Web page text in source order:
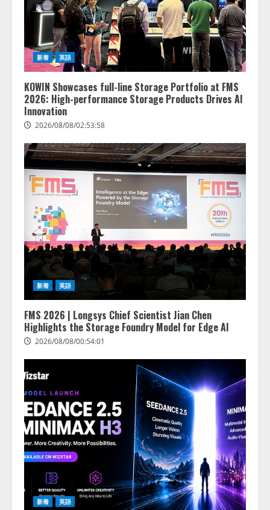
新着 英語
KOWIN Showcases full-line Storage Portfolio at FMS
2026: High-performance Storage Products Drives AI
Innovation
2026/08/08/02:53:58
新着 英語
FMS 2026 | Longsys Chief Scientist Jian Chen
Highlights the Storage Foundry Model for Edge AI
2026/08/08/00:54:01
新着 英語
lmessage、MCP接続機能を強化
し、AIから設定操作できる機能を